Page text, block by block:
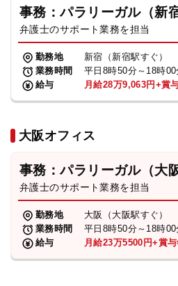
事務：パラリーガル（新宿
弁護士のサポート業務を担当
勤務地
新宿（新宿駅すぐ）
業務時間
平日8時50分～18時00
給与
月給28万9,063円+賞
大阪オフィス
事務：パラリーガル（大阪
弁護士のサポート業務を担当
勤務地
大阪（大阪駅すぐ）
業務時間
平日8時50分～18時00
給与
月給23万5500円+賞与